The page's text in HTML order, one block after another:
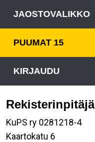
JAOSTOVALIKKO
PUUMAT 15
KIRJAUDU
Rekisterinpitäjä
KuPS ry 0281218-4
Kaartokatu 6